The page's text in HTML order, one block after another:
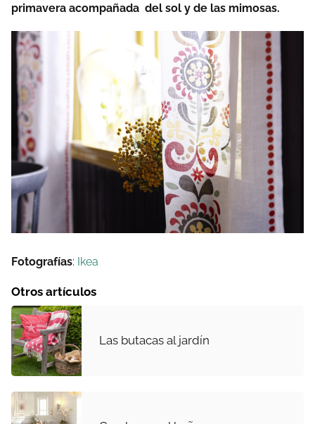
primavera acompañada del sol y de las mimosas.
Fotografías: Ikea
Otros artículos
Las butacas al jardín